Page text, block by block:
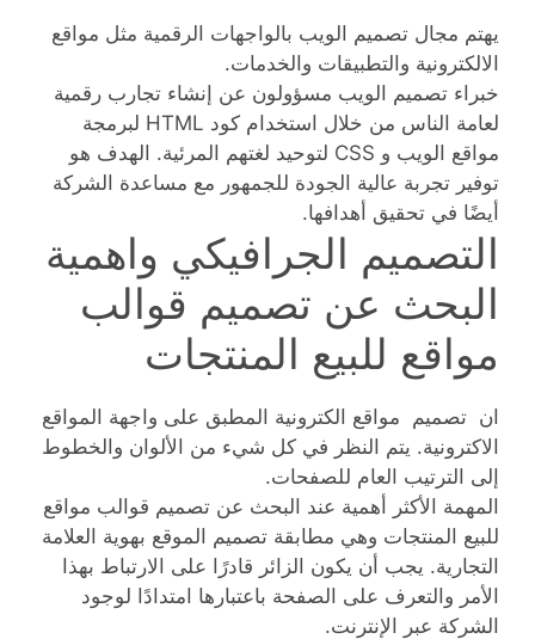
يهتم مجال تصميم الويب بالواجهات الرقمية مثل مواقع
الالكترونية والتطبيقات والخدمات.
خبراء تصميم الويب مسؤولون عن إنشاء تجارب رقمية
لعامة الناس من خلال استخدام كود HTML لبرمجة
مواقع الويب و CSS لتوحيد لغتهم المرئية. الهدف هو
توفير تجربة عالية الجودة للجمهور مع مساعدة الشركة
أيضًا في تحقيق أهدافها.
التصميم الجرافيكي واهمية
البحث عن تصميم قوالب
مواقع للبيع المنتجات
ان تصميم مواقع الكترونية المطبق على واجهة المواقع
الاكترونية. يتم النظر في كل شيء من الألوان والخطوط
إلى الترتيب العام للصفحات.
المهمة الأكثر أهمية عند البحث عن تصميم قوالب مواقع
للبيع المنتجات وهي مطابقة تصميم الموقع بهوية العلامة
التجارية. يجب أن يكون الزائر قادرًا على الارتباط بهذا
الأمر والتعرف على الصفحة باعتبارها امتدادًا لوجود
الشركة عبر الإنترنت.